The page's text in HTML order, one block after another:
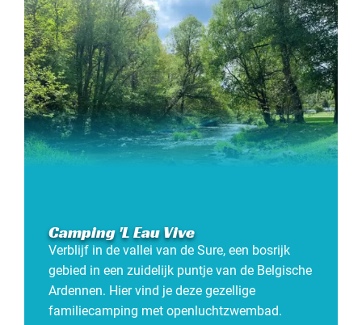
Camping 'L Eau Vive
Verblijf in de vallei van de Sure, een bosrijk
gebied in een zuidelijk puntje van de Belgische
Ardennen. Hier vind je deze gezellige
familiecamping met openluchtzwembad.